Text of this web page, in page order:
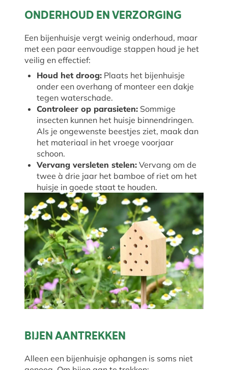
ONDERHOUD EN VERZORGING
Een bijenhuisje vergt weinig onderhoud, maar
met een paar eenvoudige stappen houd je het
veilig en effectief:
Houd het droog: Plaats het bijenhuisje
onder een overhang of monteer een dakje
tegen waterschade.
Controleer op parasieten: Sommige
insecten kunnen het huisje binnendringen.
Als je ongewenste beestjes ziet, maak dan
het materiaal in het vroege voorjaar
schoon.
Vervang versleten stelen: Vervang om de
twee à drie jaar het bamboe of riet om het
huisje in goede staat te houden.
BIJEN AANTREKKEN
Alleen een bijenhuisje ophangen is soms niet